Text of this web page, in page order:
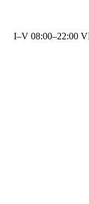
I–V 08:00–22:00